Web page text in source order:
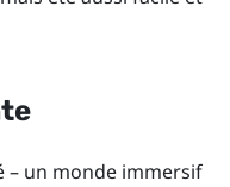
– un monde immersif